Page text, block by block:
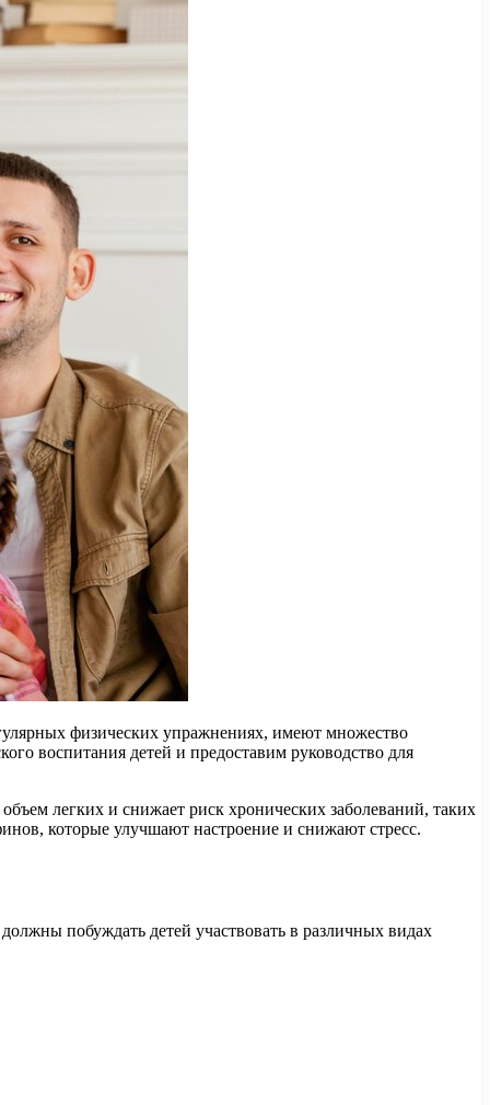
физических упражнениях, имеют множество
воспитания детей и предоставим руководство для
легких и снижает риск хронических заболеваний, таких
которые улучшают настроение и снижают стресс.
побуждать детей участвовать в различных видах